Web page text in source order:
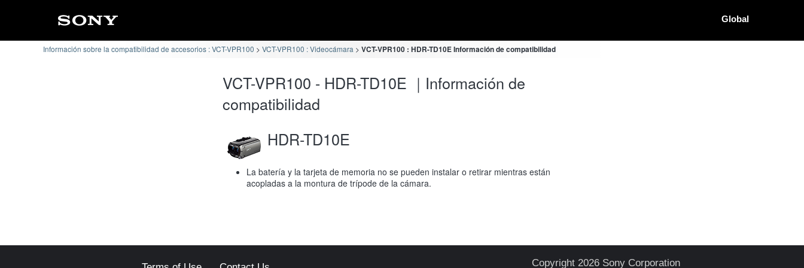
Global
Información sobre la compatibilidad de accesorios : VCT-VPR100 VCT-VPR100 : Videocámara VCT-VPR100 : HDR-TD10E Información de compatibilidad
VCT-VPR100 - HDR-TD10E ｜Información de
compatibilidad
HDR-TD10E
La batería y la tarjeta de memoria no se pueden instalar o retirar mientras están
acopladas a la montura de trípode de la cámara.
Copyright 2026 Sony Corporation